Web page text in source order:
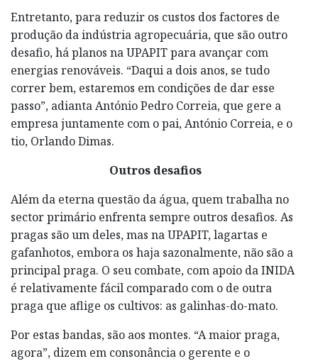
Entretanto, para reduzir os custos dos factores de
produção da indústria agropecuária, que são outro
desafio, há planos na UPAPIT para avançar com
energias renováveis. “Daqui a dois anos, se tudo
correr bem, estaremos em condições de dar esse
passo”, adianta António Pedro Correia, que gere a
empresa juntamente com o pai, António Correia, e o
tio, Orlando Dimas.
Outros desafios
Além da eterna questão da água, quem trabalha no
sector primário enfrenta sempre outros desafios. As
pragas são um deles, mas na UPAPIT, lagartas e
gafanhotos, embora os haja sazonalmente, não são a
principal praga. O seu combate, com apoio da INIDA
é relativamente fácil comparado com o de outra
praga que aflige os cultivos: as galinhas-do-mato.
Por estas bandas, são aos montes. “A maior praga,
agora”, dizem em consonância o gerente e o